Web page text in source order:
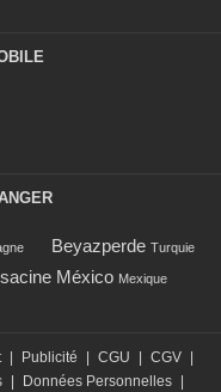
Beyazperde Turquie
México Mexique
Publicité CGU CGV
Données Personnelles